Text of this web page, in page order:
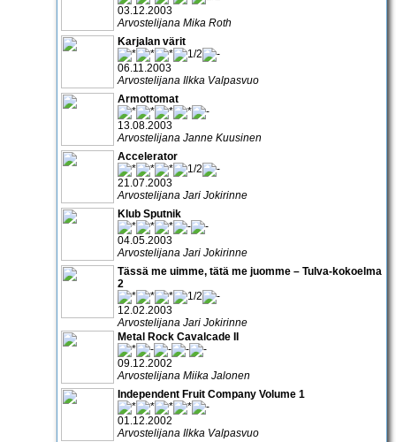
03.12.2003
Arvostelijana Mika Roth
Karjalan värit
06.11.2003
Arvostelijana Ilkka Valpasvuo
Armottomat
13.08.2003
Arvostelijana Janne Kuusinen
Accelerator
21.07.2003
Arvostelijana Jari Jokirinne
Klub Sputnik
04.05.2003
Arvostelijana Jari Jokirinne
Tässä me uimme, tätä me juomme – Tulva-kokoelma
2
12.02.2003
Arvostelijana Jari Jokirinne
Metal Rock Cavalcade II
09.12.2002
Arvostelijana Miika Jalonen
Independent Fruit Company Volume 1
01.12.2002
Arvostelijana Ilkka Valpasvuo